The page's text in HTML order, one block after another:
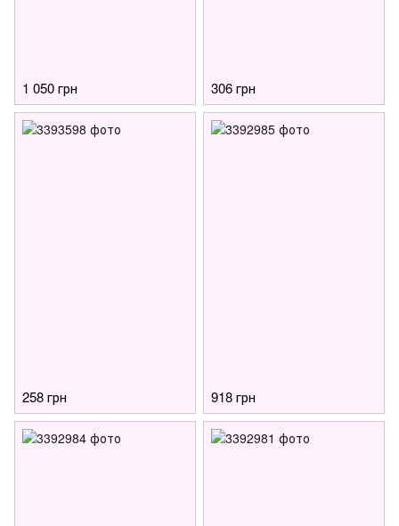
1 050 грн 306 грн
258 грн 918 грн